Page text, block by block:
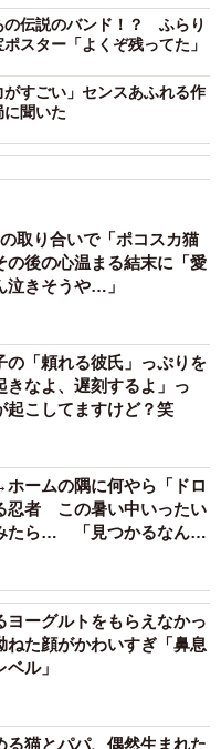
とも
が見つかったという。
のの価値だけでな
ており、非常に貴重で
る？」学生が提案
て、研究室では“活用
と教えていただいたの
きないか考えていま
なものがいいですね」
“文化的意味”
古くから、青い宝物の
れてきました。今回の反
が社会に広がれば嬉しい
。レトロな紙片が、東
伝説のバンド！？ ふらり
スター「よくぞ残ってた」
すごい」センスあふれる作
聞いた
取り合いで「ポコスカ猫
後の心温まる結末に「愛
泣きそうや…」
の「頼れる彼氏」っぷりを
なよ、遅刻するよ」っ
こしてますけど？笑
ームの隅に何やら「ドロ
忍者 この暑い中いったい
たら… 「見つかるなんて
ヨーグルトをもらえなかっ
ねた顔がかわいすぎ「鼻息
ル」
る猫とパパ、偶然生まれた